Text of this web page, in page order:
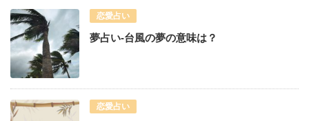
恋愛占い
夢占い-台風の夢の意味は？
恋愛占い